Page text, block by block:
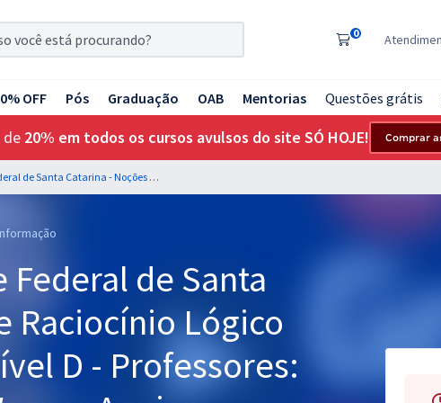
0
OFF Pós Graduação OAB Mentorias Questões grátis
de 20% em todos os cursos avulsos do site SÓ HOJE! Comprar
UFSC - Universidade Federal de Santa Catarina - Noções de Raciocínio Lógico para os Cargos de Nível D - Professores: Josimar Padilha e Wagner Aguiar
Federal de Santa
Raciocínio Lógico
D - Professores: